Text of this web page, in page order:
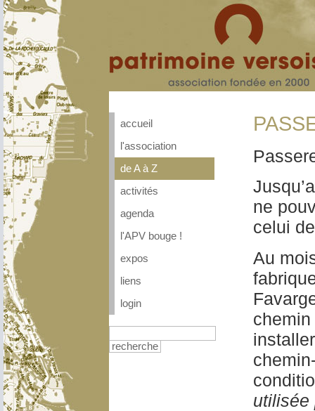
accueil
l'association
de A à Z
activités
agenda
l'APV bouge !
expos
liens
login
recherche
ne
celui
Au
utilisée